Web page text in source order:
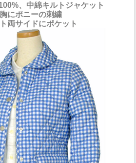
、中綿キルトジャケット
にポニーの刺繍
両サイドにポケット